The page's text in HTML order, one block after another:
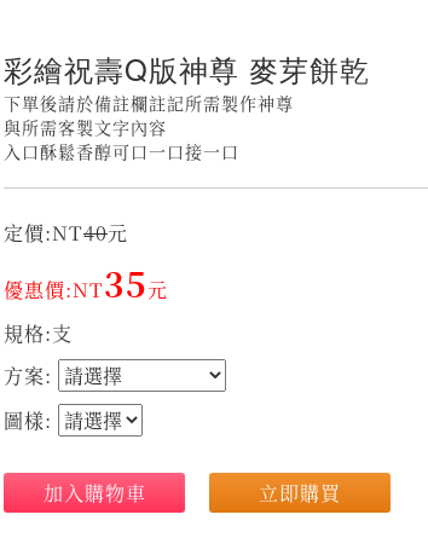
彩繪祝壽Q版神尊 麥芽餅乾
下單後請於備註欄註記所需製作神尊
與所需客製文字內容
入口酥鬆香醇可口一口接一口
定價:NT40元
優惠價:NT35元
規格:支
方案:
圖樣:
加入購物車 立即購買